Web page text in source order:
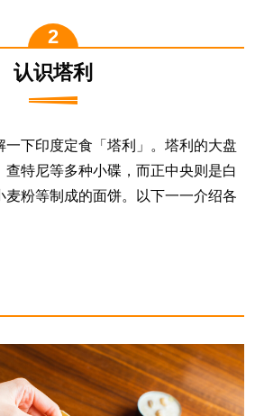
认识塔利
一下印度定食「塔利」。塔利的大盘
查特尼等多种小碟，而正中央则是白
麦粉等制成的面饼。以下一一介绍各